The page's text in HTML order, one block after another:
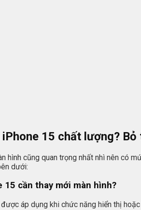
15 chất lượng?
hình cũng quan trọng nhất nhì nên có
dưới:
cần thay mới màn hình?
áp dụng khi chức năng hiển thị